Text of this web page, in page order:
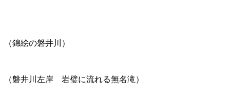
（錦絵の磐井川）
（磐井川左岸 岩璧に流れる無名滝）